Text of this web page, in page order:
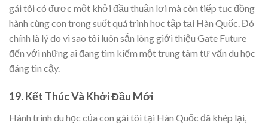
gái tôi có được một khởi đầu thuận lợi mà còn tiếp tục đồng
hành cùng con trong suốt quá trình học tập tại Hàn Quốc. Đó
chính là lý do vì sao tôi luôn sẵn lòng giới thiệu Gate Future
đến với những ai đang tìm kiếm một trung tâm tư vấn du học
đáng tin cậy.
19. Kết Thúc Và Khởi Đầu Mới
Hành trình du học của con gái tôi tại Hàn Quốc đã khép lại,